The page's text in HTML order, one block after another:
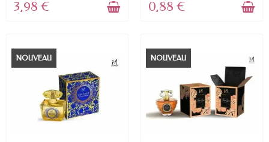
3,98 € 0,88 €
NOUVEAU NOUVEAU